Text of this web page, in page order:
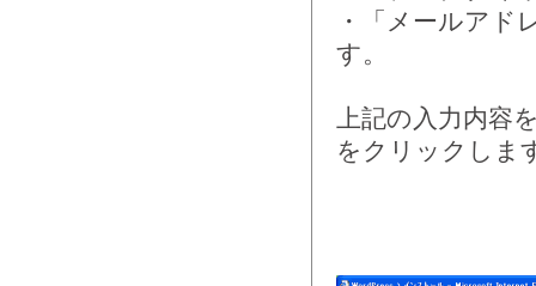
・「メールアド
す。
上記の入力内容
をクリックしま